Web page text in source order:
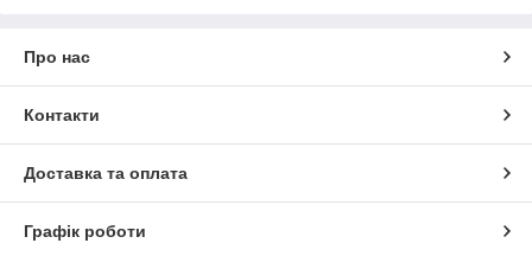
Про нас
Контакти
Доставка та оплата
Графік роботи